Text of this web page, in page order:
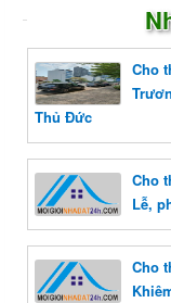
Cho
Thủ Đức
Cho
Lễ,
Cho